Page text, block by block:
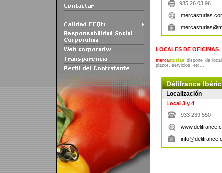
985 26 03 96
LOCALES DE OFICINAS
mercasturias dispone de
plazos, servicios, etc...
Délifrance
Localización
Local 3 y 4
933 239 550